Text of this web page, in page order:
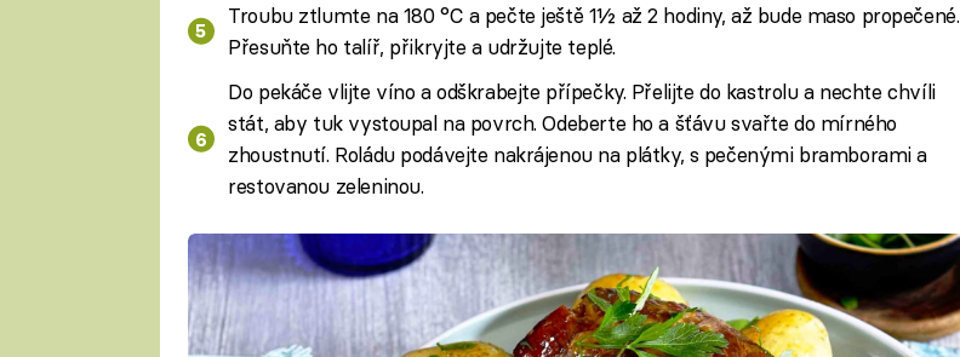
Troubu ztlumte na 180 °C a pečte ještě 1½ až 2 hodiny, až bude maso propečené.
Přesuňte ho talíř, přikryjte a udržujte teplé.
Do pekáče vlijte víno a odškrabejte přípečky. Přelijte do kastrolu a nechte chvíli
stát, aby tuk vystoupal na povrch. Odeberte ho a šťávu svařte do mírného
zhoustnutí. Roládu podávejte nakrájenou na plátky, s pečenými bramborami a
restovanou zeleninou.